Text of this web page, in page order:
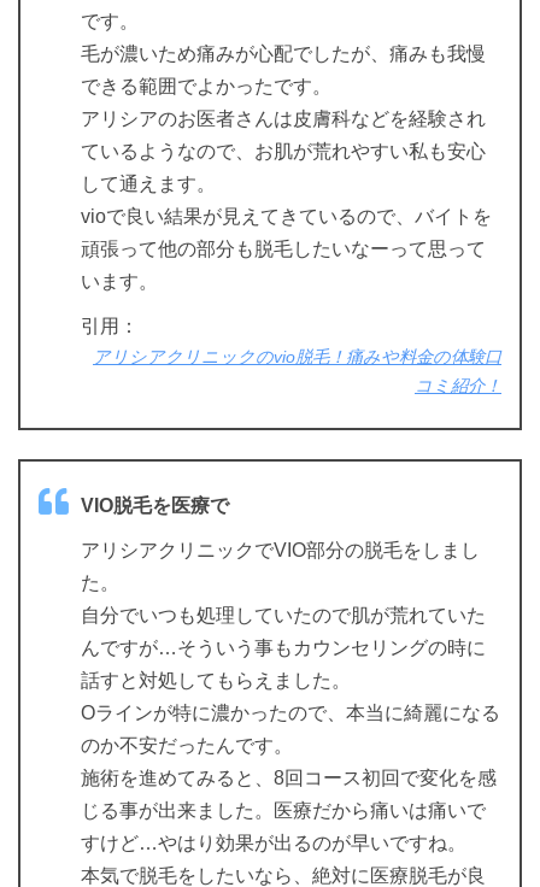
です。
毛が濃いため痛みが心配でしたが、痛みも我慢
できる範囲でよかったです。
アリシアのお医者さんは皮膚科などを経験され
ているようなので、お肌が荒れやすい私も安心
して通えます。
vioで良い結果が見えてきているので、バイトを
頑張って他の部分も脱毛したいなーって思って
います。
引用：
アリシアクリニックのvio脱毛！痛みや料金の体験口
コミ紹介！
VIO脱毛を医療で
アリシアクリニックでVIO部分の脱毛をしまし
た。
自分でいつも処理していたので肌が荒れていた
んですが…そういう事もカウンセリングの時に
話すと対処してもらえました。
Oラインが特に濃かったので、本当に綺麗になる
のか不安だったんです。
施術を進めてみると、8回コース初回で変化を感
じる事が出来ました。医療だから痛いは痛いで
すけど…やはり効果が出るのが早いですね。
本気で脱毛をしたいなら、絶対に医療脱毛が良